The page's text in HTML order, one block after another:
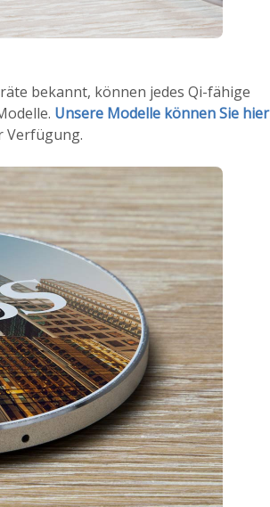
bekannt, können jedes Qi-fähige
Unsere Modelle können Sie hier
Verfügung.